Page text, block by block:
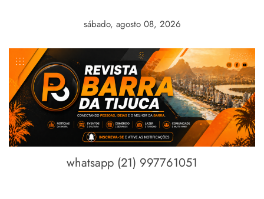
sábado, agosto 08, 2026
whatsapp (21) 997761051